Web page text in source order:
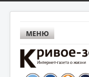
МЕНЮ